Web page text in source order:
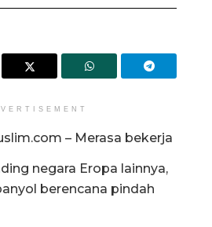
– Merasa bekerja
negara Eropa lainnya,
berencana pindah